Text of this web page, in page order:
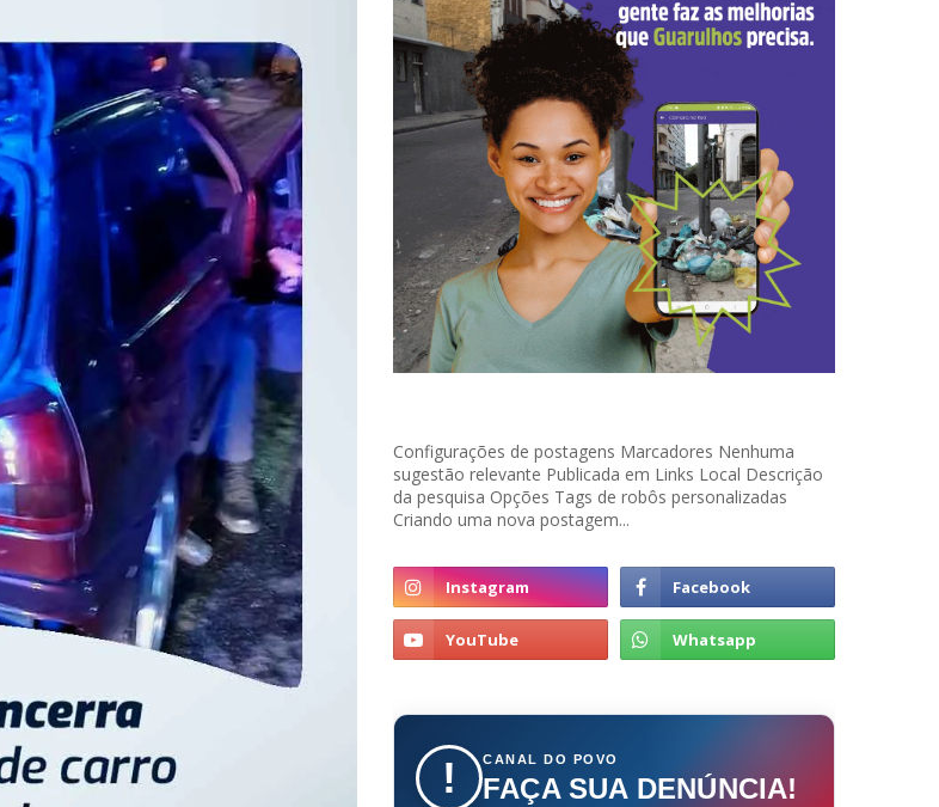
Configurações de postagens Marcadores Nenhuma
sugestão relevante Publicada em Links Local Descrição
da pesquisa Opções Tags de robôs personalizadas
Criando uma nova postagem...
! CANAL DO POVO
FAÇA SUA DENÚNCIA!